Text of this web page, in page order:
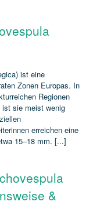
ist eine
Zonen Europas. In
Regionen
ist sie meist wenig
erreichen eine
15–18 mm. [...]
&